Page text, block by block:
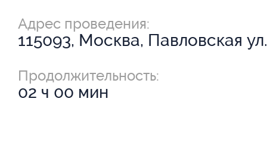
Адрес проведения:
115093, Москва, Павловская
Продолжительность:
02 ч 00 мин